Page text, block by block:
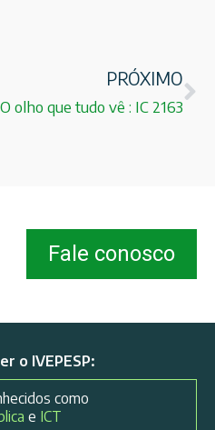
PRÓXIMO
O olho que tudo vê : IC 2163
Fale conosco
o IVEPESP:
como
e ICT